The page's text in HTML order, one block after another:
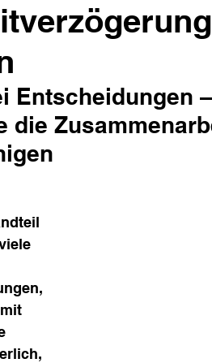
Entscheidungen
die